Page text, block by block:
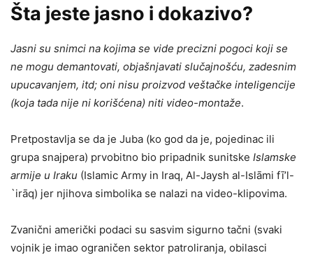
Šta jeste jasno i dokazivo?
Jasni su snimci na kojima se vide precizni pogoci koji se
ne mogu demantovati, objašnjavati slučajnošću, zadesnim
upucavanjem, itd; oni nisu proizvod veštačke inteligencije
(koja tada nije ni korišćena) niti video-montaže.
Pretpostavlja se da je Juba (ko god da je, pojedinac ili
grupa snajpera) prvobitno bio pripadnik sunitske Islamske
armije u Iraku (Islamic Army in Iraq, Al-Jaysh al-Islāmi fī’l-
`irāq) jer njihova simbolika se nalazi na video-klipovima.
Zvanični američki podaci su sasvim sigurno tačni (svaki
vojnik je imao ograničen sektor patroliranja, obilasci